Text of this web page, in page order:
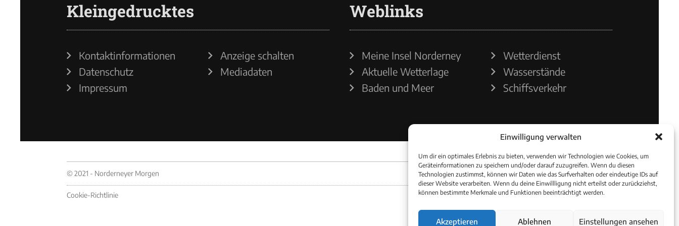
Einwilligung verwalten
Um dir ein optimales Erlebnis zu bieten, verwenden wir Technologien wie Cookies, um
Geräteinformationen zu speichern und/oder darauf zuzugreifen. Wenn du diesen
Technologien zustimmst, können wir Daten wie das Surfverhalten oder eindeutige IDs auf
dieser Website verarbeiten. Wenn du deine Einwillligung nicht erteilst oder zurückziehst,
können bestimmte Merkmale und Funktionen beeinträchtigt werden.
Akzeptieren Ablehnen Einstellungen ansehen
Kleingedrucktes
Kontaktinformationen
Datenschutz
Impressum
Anzeige schalten
Mediadaten
Weblinks
Meine Insel Norderney
Aktuelle Wetterlage
Baden und Meer
Wetterdienst
Wasserstände
Schiffsverkehr
© 2021 - Norderneyer Morgen
Cookie-Richtlinie